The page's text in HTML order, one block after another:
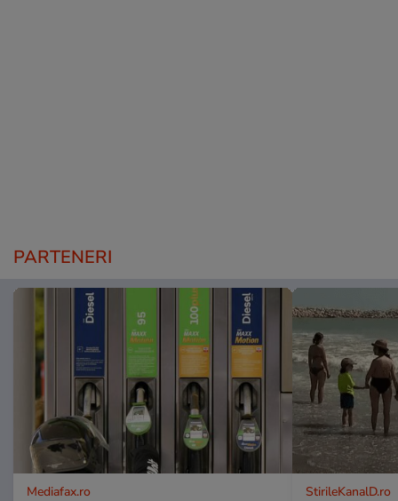
PARTENERI
Mediafax.ro StirileKanalD.ro